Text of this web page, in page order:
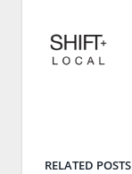
RELATED POSTS